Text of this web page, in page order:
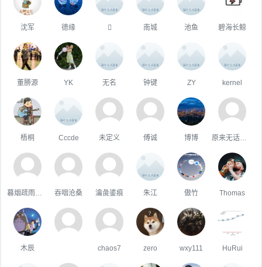
沈军 德缘  南城 池鱼 碧海长鲸
董勝源 YK 无名 钟键 ZY kernel
梧桐 Cccde 未定义 傅诚 博博
吞咽沧桑 瀹彘鋈痕 朱江 傲竹 Thomas
木辰 chaos7 zero wxy111 HuRui